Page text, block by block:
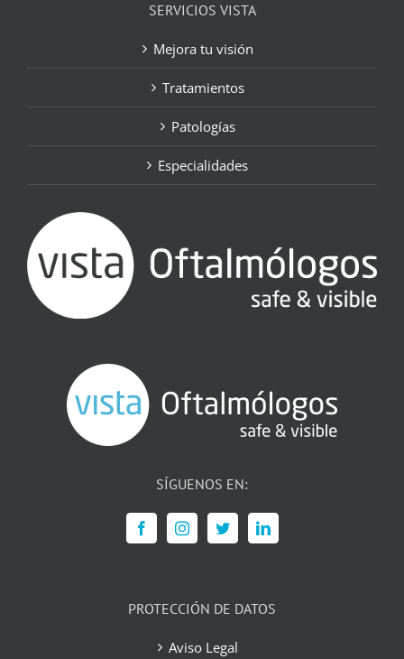
SERVICIOS VISTA
Mejora tu visión
Tratamientos
Patologías
Especialidades
SÍGUENOS EN:
PROTECCIÓN DE DATOS
Aviso Legal